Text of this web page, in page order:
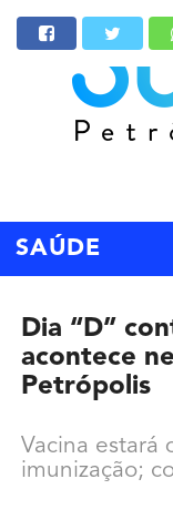
SAÚDE
Dia “D”
acontece
Petrópolis
Vacina estará
imunização;